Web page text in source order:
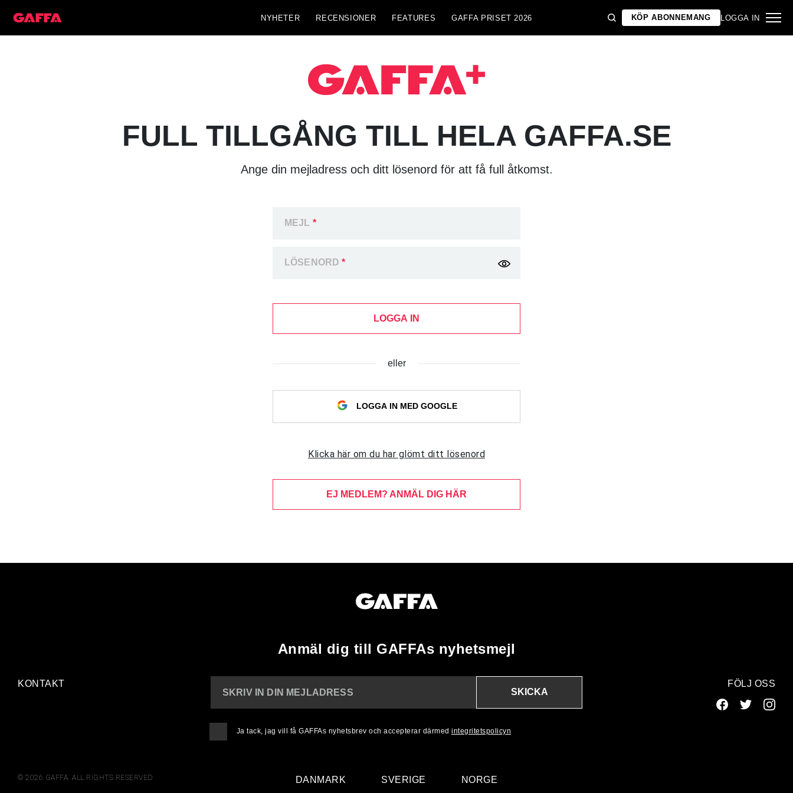
NYHETER RECENSIONER FEATURES GAFFA PRISET 2026 KÖP ABONNEMANG LOGGA IN
FULL TILLGÅNG TILL HELA GAFFA.SE
Ange din mejladress och ditt lösenord för att få full åtkomst.
MEJL *
LÖSENORD*
LOGGA IN
eller
LOGGA IN MED GOOGLE
Klicka här om du har glömt ditt lösenord
EJ MEDLEM? ANMÄL DIG HÄR
Anmäl dig till GAFFAs nyhetsmejl
KONTAKT
SKRIV IN DIN MEJLADRESS
SKICKA
Ja tack, jag vill få GAFFAs nyhetsbrev och accepterar därmed integritetspolicyn
FÖLJ OSS
© 2026 GAFFA. ALL RIGHTS RESERVED DANMARK SVERIGE NORGE